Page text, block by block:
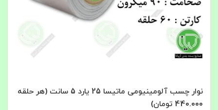
نوار چسب آلومینیومی ماتیسا 25 یارد 5 سانت (هر حلقه
440.000 تومان)